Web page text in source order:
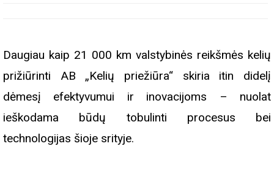
Daugiau kaip 21 000 km valstybinės reikšmės kelių
prižiūrinti AB „Kelių priežiūra“ skiria itin didelį
dėmesį efektyvumui ir inovacijoms – nuolat
ieškodama būdų tobulinti procesus bei
technologijas šioje srityje.